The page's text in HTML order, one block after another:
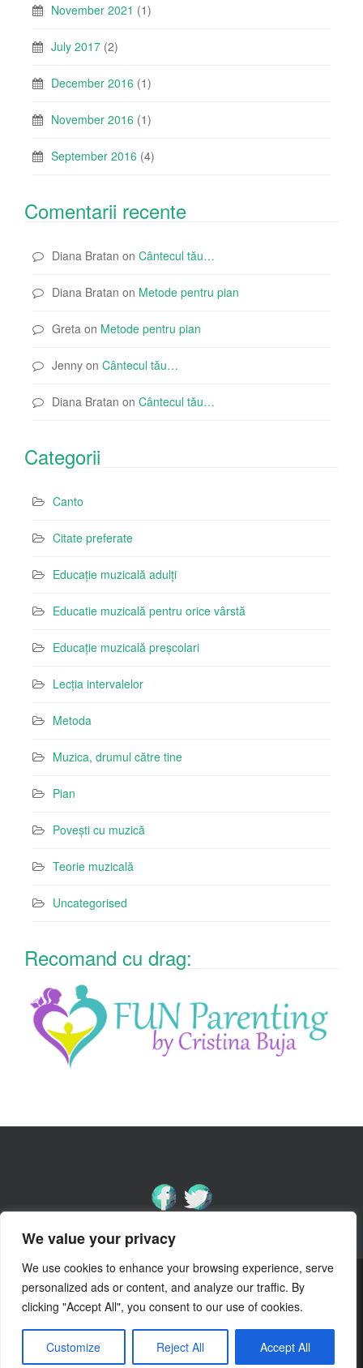
We value your privacy
We use cookies to enhance your browsing experience, serve
personalized ads or content, and analyze our traffic. By
clicking "Accept All", you consent to our use of cookies.
Customize Reject All Accept All
November 2021 (1)
July 2017 (2)
December 2016 (1)
November 2016 (1)
September 2016 (4)
Comentarii recente
Diana Bratan on Cântecul tău…
Diana Bratan on Metode pentru pian
Greta on Metode pentru pian
Jenny on Cântecul tău…
Diana Bratan on Cântecul tău…
Categorii
Canto
Citate preferate
Educație muzicală adulți
Educatie muzicală pentru orice vârstă
Educație muzicală preșcolari
Lecția intervalelor
Metoda
Muzica, drumul către tine
Pian
Povești cu muzică
Teorie muzicală
Uncategorised
Recomand cu drag:
Pian Canto Educație muzicală preșcolari
Muzica, drumul către tine Citate preferate Contact
© 2016-2024 www.educatie-muzicala.ro Theme by ColorlibPowered
byWordPress